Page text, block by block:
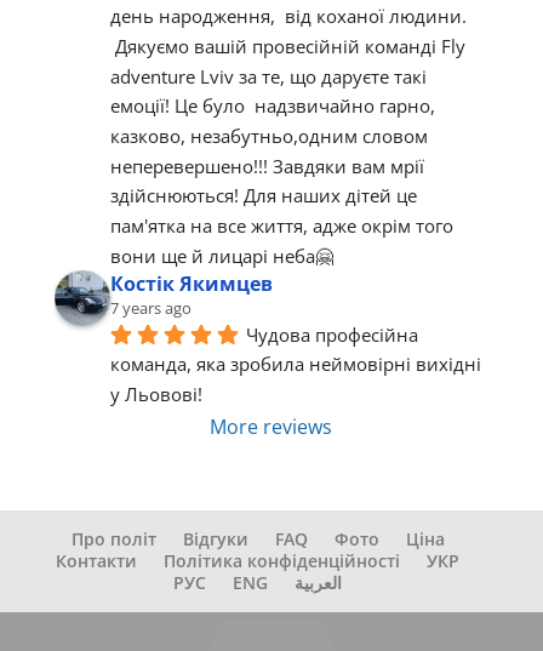
день народження,  від коханої людини.
adventure Lviv за те, що даруєте такі
емоції! Це було  надзвичайно гарно,
казково, незабутньо,одним словом
неперевершено!!! Завдяки вам мрії
здійснюються! Для наших дітей це
пам'ятка на все життя, адже окрім того
вони ще й лицарі неба🤗
Костік Якимцев
7 years ago
Чудова професійна
команда, яка зробила неймовірні вихідні
у Льовові!
More reviews
Про політ Відгуки FAQ Фото
Ціна
Контакти
Політика конфіденційності
УКР
РУС
ENG العربية